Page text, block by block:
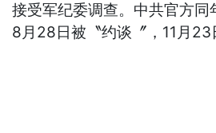
接受军纪委调查。中共官方同
8月28日被〝约谈〞，11月23